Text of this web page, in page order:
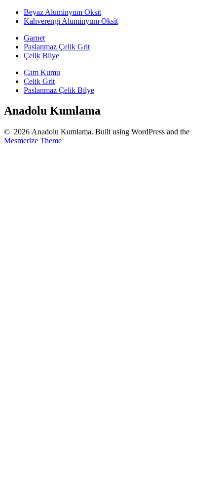
Beyaz Aluminyum Oksit
Kahverengi Aluminyum Oksit
Garnet
Paslanmaz Çelik Grit
Çelik Bilye
Cam Kumu
Çelik Grit
Paslanmaz Çelik Bilye
Anadolu Kumlama
© 2026 Anadolu Kumlama. Built using WordPress and the
Mesmerize Theme